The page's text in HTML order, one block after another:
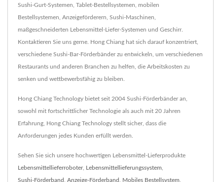
Sushi-Gurt-Systemen, Tablet-Bestellsystemen, mobilen
Bestellsystemen, Anzeigeförderern, Sushi-Maschinen,
maßgeschneiderten Lebensmittel-Liefer-Systemen und Geschirr.
Kontaktieren Sie uns gerne. Hong Chiang hat sich darauf konzentriert,
verschiedene Sushi-Bar-Förderbänder zu entwickeln, um verschiedenen
Restaurants und anderen Branchen zu helfen, die Arbeitskosten zu
senken und wettbewerbsfähig zu bleiben.
Hong Chiang Technology bietet seit 2004 Sushi-Förderbänder an,
sowohl mit fortschrittlicher Technologie als auch mit 20 Jahren
Erfahrung, Hong Chiang Technology stellt sicher, dass die
Anforderungen jedes Kunden erfüllt werden.
Sehen Sie sich unsere hochwertigen Lebensmittel-Lieferprodukte
Lebensmittellieferroboter, Lebensmittellieferungssystem,
Sushi-Förderband , Anzeige-Förderband , Mobiles Bestellsystem,